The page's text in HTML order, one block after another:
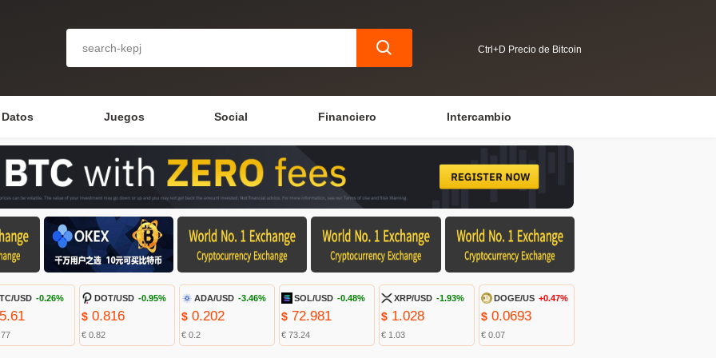
Ctrl+D Precio de Bitcoin
Datos Juegos Social Financiero Intercambio
USD -0.26% DOT/USD -0.95%
$0.816
€ 0.82
ADA/USD -3.46%
$0.202
€ 0.2
SOL/USD -0.48%
$ 72.981
€ 73.24
XRP/USD -1.93%
$ 1.028
€ 1.03
DOGE/US +0.47%
$ 0.0693
€ 0.07